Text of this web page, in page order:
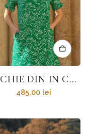
ROCHIE DIN IN CU VOLĂNAȘE ROSA
485,00 lei